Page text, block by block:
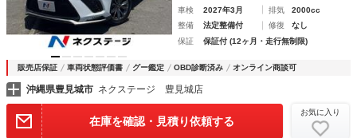
車検
2027年3月 排気
2000cc
整備
法定整備付 修復
なし
保証
保証付 (12ヶ月・走行無制限)
販売店保証 車両状態評価書 グー鑑定 OBD診断済み オンライン商談可
沖縄県豊見城市 ネクステージ 豊見城店
在庫を確認・見積り依頼する
お気に入り